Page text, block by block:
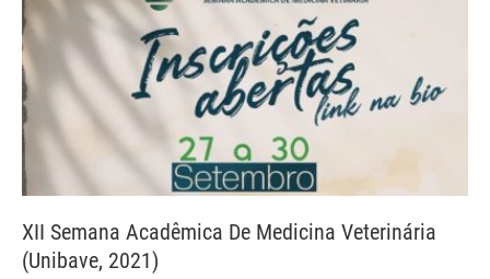
XII Semana Acadêmica De Medicina Veterinária
(Unibave, 2021)